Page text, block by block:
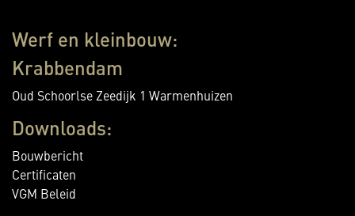
Werf en kleinbouw:
Krabbendam
Oud Schoorlse Zeedijk 1 Warmenhuizen
Downloads:
Bouwbericht
Certificaten
VGM Beleid